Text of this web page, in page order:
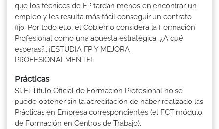
que los técnicos de FP tardan menos en encontrar un
empleo y les resulta más fácil conseguir un contrato
fijo. Por todo ello, el Gobierno considera la Formación
Profesional como una apuesta estratégica. ¿A qué
esperas?...¡ESTUDIA FP Y MEJORA
PROFESIONALMENTE!
Prácticas
Sí. El Título Oficial de Formación Profesional no se
puede obtener sin la acreditación de haber realizado las
Prácticas en Empresa correspondientes (el FCT módulo
de Formación en Centros de Trabajo).